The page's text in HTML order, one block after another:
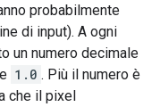
probabilmente
di input). A ogni
un numero decimale
e 1.0 . Più il numero è
che il pixel